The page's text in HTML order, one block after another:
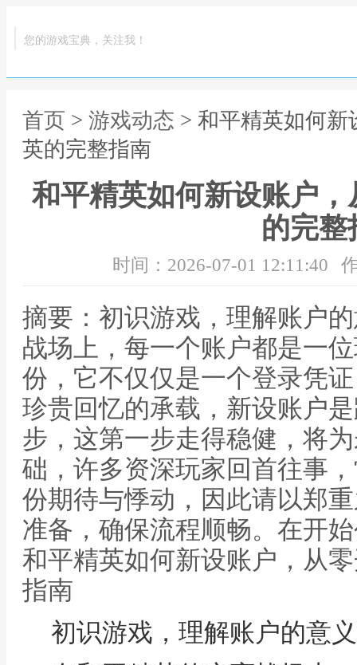
您的游戏宝典，关注我！
首页 > 游戏动态 > 和平精英如何
英的完整指南
和平精英如何新设账户
的完整
时间：2026-07-01 12:11:40
摘要：初识游戏，理解账户
战场上，每一个账户都是一
份，它不仅仅是一个登录凭
珍贵回忆的承载，新设账户
步，这第一步走得稳健，将
础，许多资深玩家回首往事
份期待与悸动，因此请以郑
准备，确保流程顺畅。在开
和平精英如何新设账户，从
指南
初识游戏，理解账户的意